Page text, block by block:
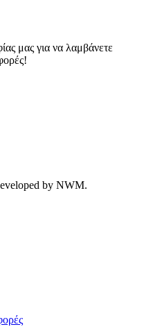
μας για να λαμβάνετε
by NWM.